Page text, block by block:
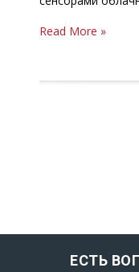
Read More »
ЕСТЬ